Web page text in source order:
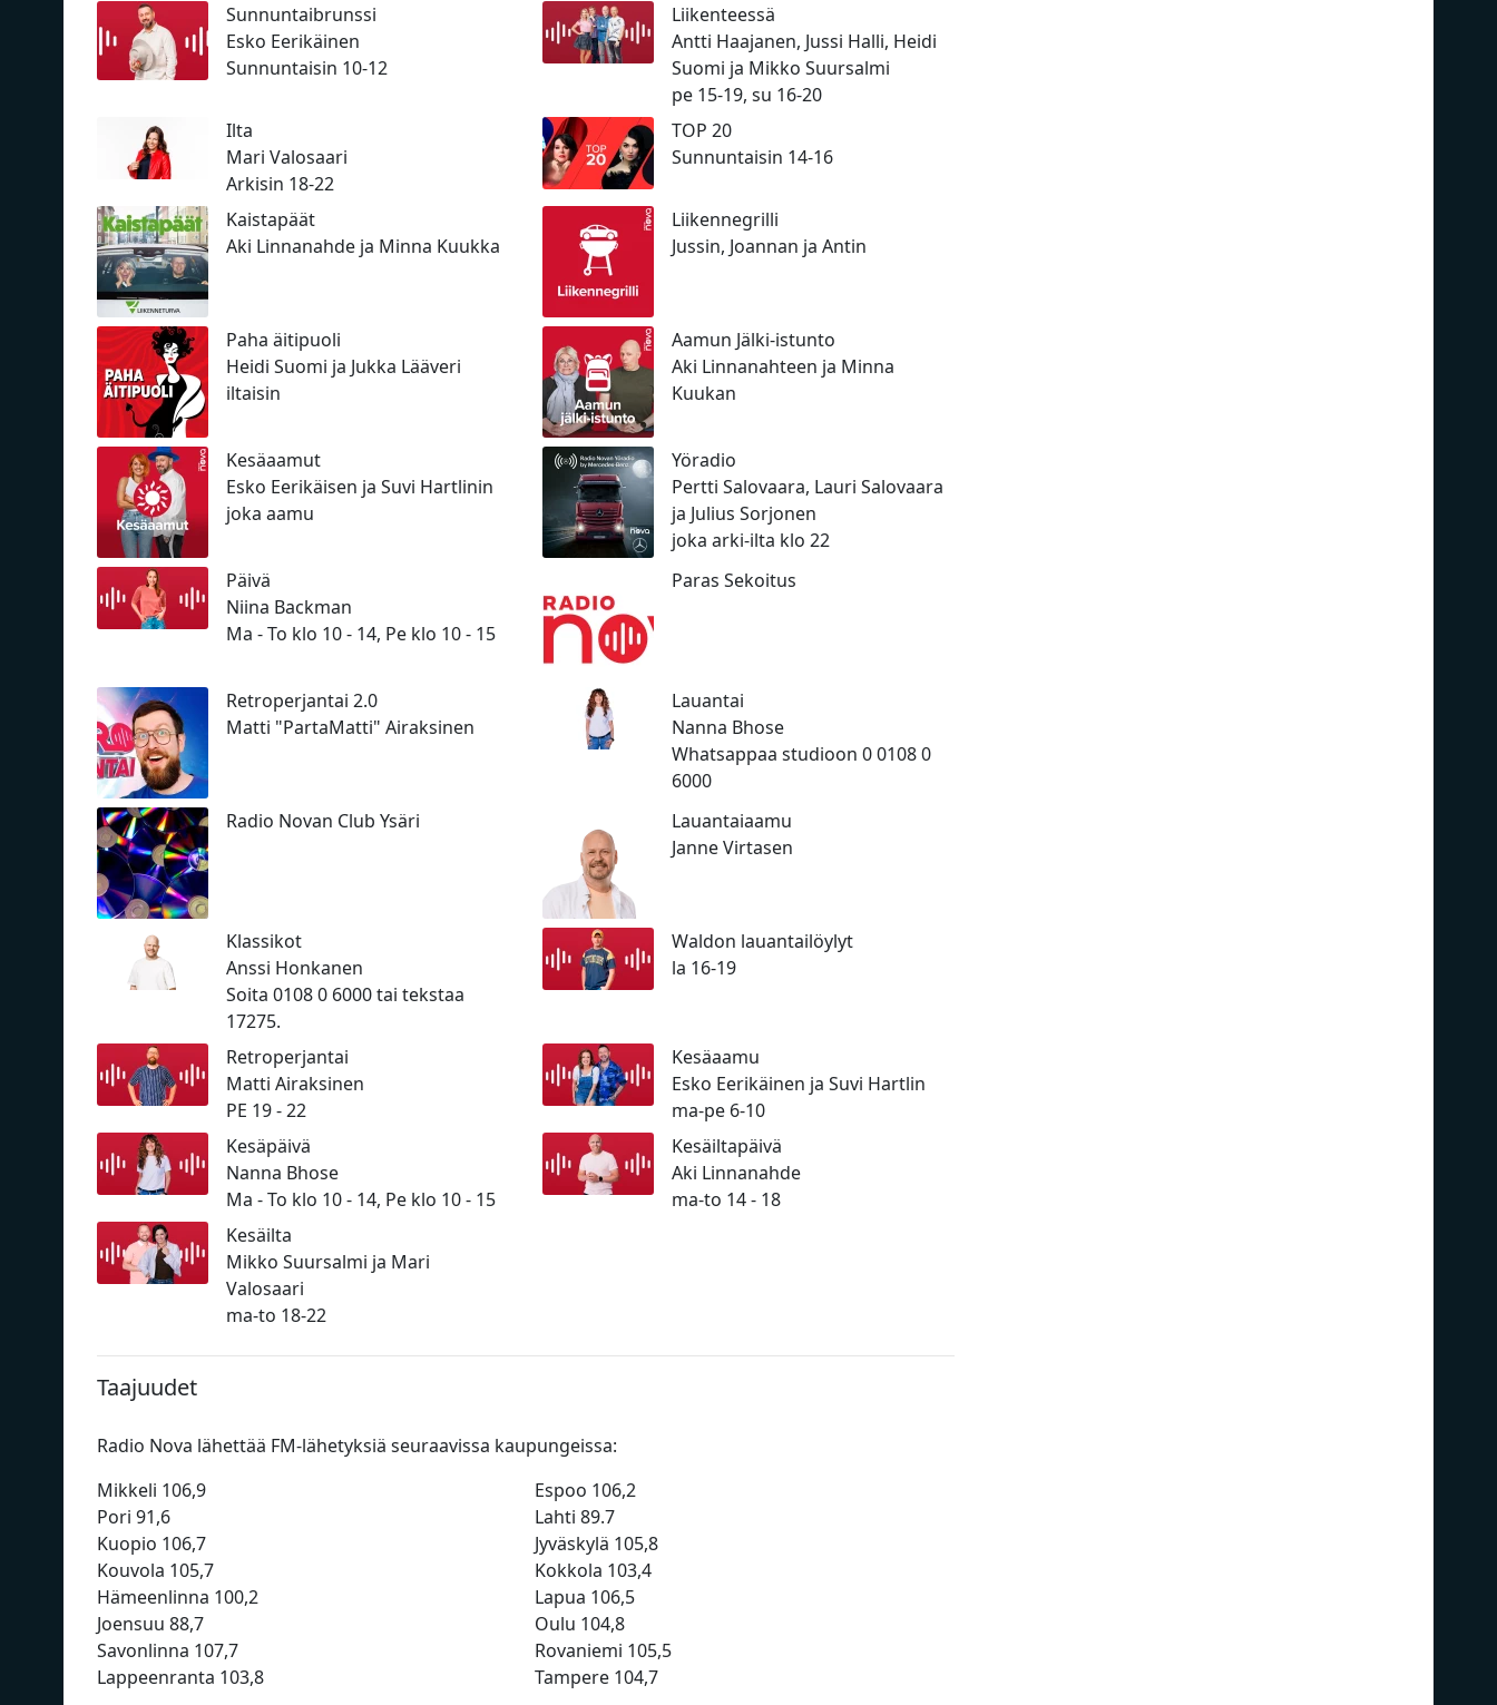
Sunnuntaibrunssi
Esko Eerikäinen
Sunnuntaisin 10-12
Liikenteessä
Antti Haajanen, Jussi Halli, Heidi
Suomi ja Mikko Suursalmi
pe 15-19, su 16-20
Ilta
Mari Valosaari
Arkisin 18-22
TOP 20
Sunnuntaisin 14-16
Kaistapäät
Aki Linnanahde ja Minna Kuukka
Liikennegrilli
Jussin, Joannan ja Antin
Paha äitipuoli
Heidi Suomi ja Jukka Lääveri
iltaisin
Aamun Jälki-istunto
Aki Linnanahteen ja Minna
Kuukan
Kesäaamut
Esko Eerikäisen ja Suvi Hartlinin
joka aamu
Yöradio
Pertti Salovaara, Lauri Salovaara
ja Julius Sorjonen
joka arki-ilta klo 22
Päivä
Niina Backman
Ma - To klo 10 - 14, Pe klo 10 - 15
Paras Sekoitus
Retroperjantai 2.0
Matti "PartaMatti" Airaksinen
Lauantai
Nanna Bhose
Whatsappaa studioon 0 0108 0
6000
Radio Novan Club Ysäri
Lauantaiaamu
Janne Virtasen
Klassikot
Anssi Honkanen
Soita 0108 0 6000 tai tekstaa
17275.
Waldon lauantailöylyt
la 16-19
Retroperjantai
Matti Airaksinen
PE 19 - 22
Kesäaamu
Esko Eerikäinen ja Suvi Hartlin
ma-pe 6-10
Kesäpäivä
Nanna Bhose
Ma - To klo 10 - 14, Pe klo 10 - 15
Kesäiltapäivä
Aki Linnanahde
ma-to 14 - 18
Kesäilta
Mikko Suursalmi ja Mari
Valosaari
ma-to 18-22
Taajuudet
Radio Nova lähettää FM-lähetyksiä seuraavissa kaupungeissa:
Mikkeli 106,9
Pori 91,6
Kuopio 106,7
Kouvola 105,7
Hämeenlinna 100,2
Joensuu 88,7
Savonlinna 107,7
Lappeenranta 103,8
Espoo 106,2
Lahti 89.7
Jyväskylä 105,8
Kokkola 103,4
Lapua 106,5
Oulu 104,8
Rovaniemi 105,5
Tampere 104,7